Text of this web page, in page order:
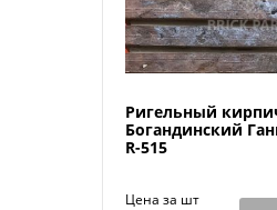
Ригельный
Богандинский
R-515
Цена за шт